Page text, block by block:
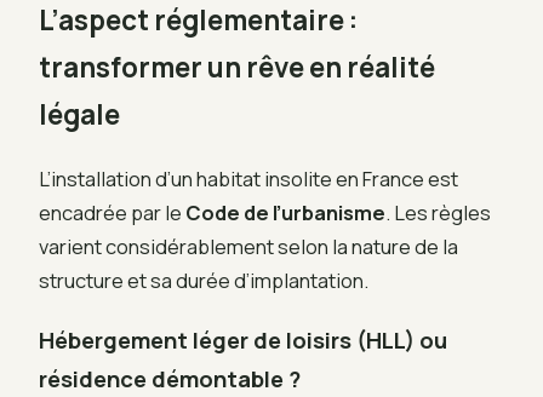
L’aspect réglementaire :
transformer un rêve en réalité
légale
L’installation d’un habitat insolite en France est
encadrée par le Code de l’urbanisme. Les règles
varient considérablement selon la nature de la
structure et sa durée d’implantation.
Hébergement léger de loisirs (HLL) ou
résidence démontable ?